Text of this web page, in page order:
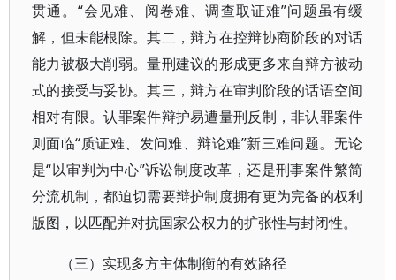
贯通。“会见难、阅卷难、调查取证难”问题虽有缓
解，但未能根除。其二，辩方在控辩协商阶段的对话
能力被极大削弱。量刑建议的形成更多来自辩方被动
式的接受与妥协。其三，辩方在审判阶段的话语空间
相对有限。认罪案件辩护易遭量刑反制，非认罪案件
则面临“质证难、发问难、辩论难”新三难问题。无论
是“以审判为中心”诉讼制度改革，还是刑事案件繁简
分流机制，都迫切需要辩护制度拥有更为完备的权利
版图，以匹配并对抗国家公权力的扩张性与封闭性。
（三）实现多方主体制衡的有效路径